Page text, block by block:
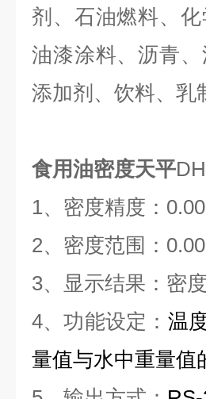
剂、石油燃料、
油漆涂料、沥青
添加剂、饮料、乳
食用油密度天平
1、密度精度：
2、密度范围：
3、显示结果：密度
4、功能设定： 温
量值与水中重量值